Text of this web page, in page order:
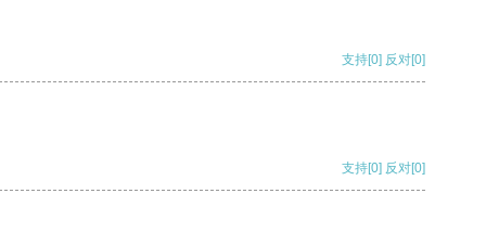
支持[0] 反对[0]
支持[0] 反对[0]